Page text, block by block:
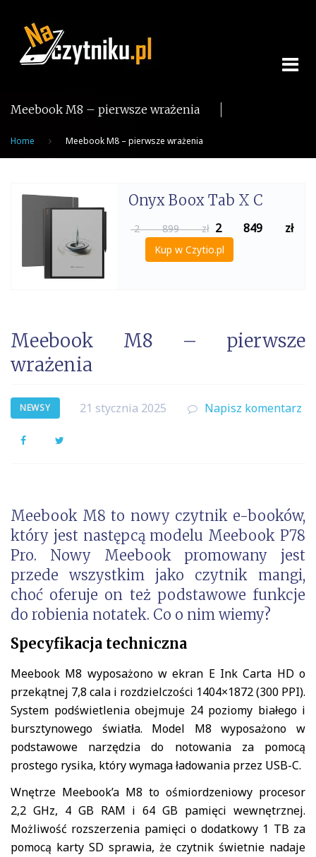
content
Meebook M8 – pierwsze wrażenia
Home Meebook M8 – pierwsze wrażenia
Onyx Boox Tab X C
2 899 zł 2 849 zł
Kup w Czytio.pl
Meebook M8 – pierwsze
wrażenia
NEWSY 21 stycznia 2025 Napisz komentarz
Facebook
Meebook M8 to nowy czytnik e-booków,
który jest następcą modelu Meebook P78
Pro. Nowy Meebook promowany jest
przede wszystkim jako czytnik mangi,
choć oferuje on też podstawowe funkcje
do robienia notatek. Co o nim wiemy?
Specyfikacja techniczna
Meebook M8 wyposażono w ekran E Ink Carta HD o
przekątnej 7,8 cala i rozdzielczości 1404×1872 (300 PPI).
System podświetlenia obejmuje 24 poziomy białego i
bursztynowego światła. Model M8 wyposażono w
podstawowe narzędzia do notowania za pomocą
prostego rysika, który wymaga ładowania przez USB-C.
Wnętrze Meebook’a M8 to ośmiordzeniowy procesor
2,2 GHz, 4 GB RAM i 64 GB pamięci wewnętrznej.
Możliwość rozszerzenia pamięci o dodatkowy 1 TB za
pomocą karty SD sprawia, że czytnik świetnie nadaje